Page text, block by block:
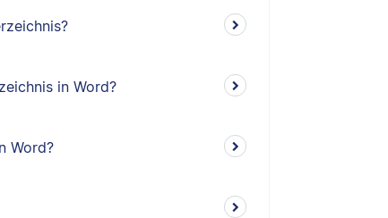
in Word?
Word?